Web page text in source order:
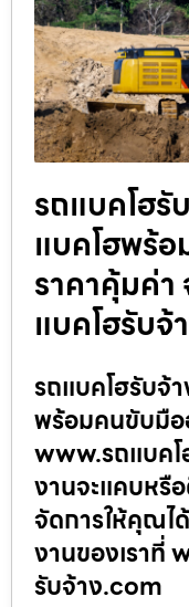
รถแบคโฮรั
แบคโฮพร้
ราคาคุ้มค่
แบคโฮรับจ้
รถแบคโฮรับจ้
พร้อมคนขับมือ
www.รถแบค
งานจะแคบหรื
จัดการให้คุณไ
งานของเราที่
รับจ้าง.com